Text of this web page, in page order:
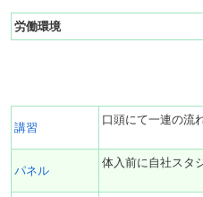
労働環境
講習
口頭にて一連の流
パネル
体入前に自社スタ